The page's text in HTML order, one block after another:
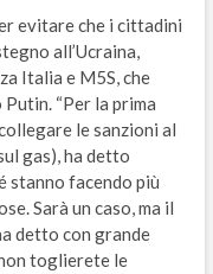
evitare che i cittadini
all’Ucraina,
Italia e M5S, che
“Per la prima
le sanzioni al
gas), ha detto
stanno facendo più
Sarà un caso, ma il
detto con grande
toglierete le